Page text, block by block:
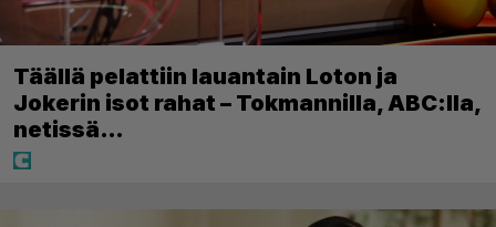
Täällä pelattiin lauantain Loton ja
Jokerin isot rahat – Tokmannilla, ABC:lla,
netissä…